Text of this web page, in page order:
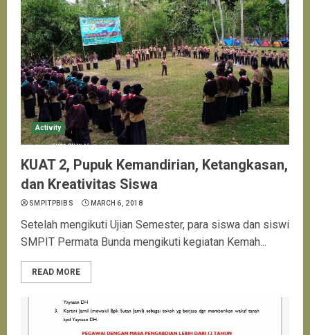
Activity
KUAT 2, Pupuk Kemandirian, Ketangkasan,
dan Kreativitas Siswa
SMPITPBIBS MARCH 6, 2018
Setelah mengikuti Ujian Semester, para siswa dan siswi
SMPIT Permata Bunda mengikuti kegiatan Kemah...
READ MORE